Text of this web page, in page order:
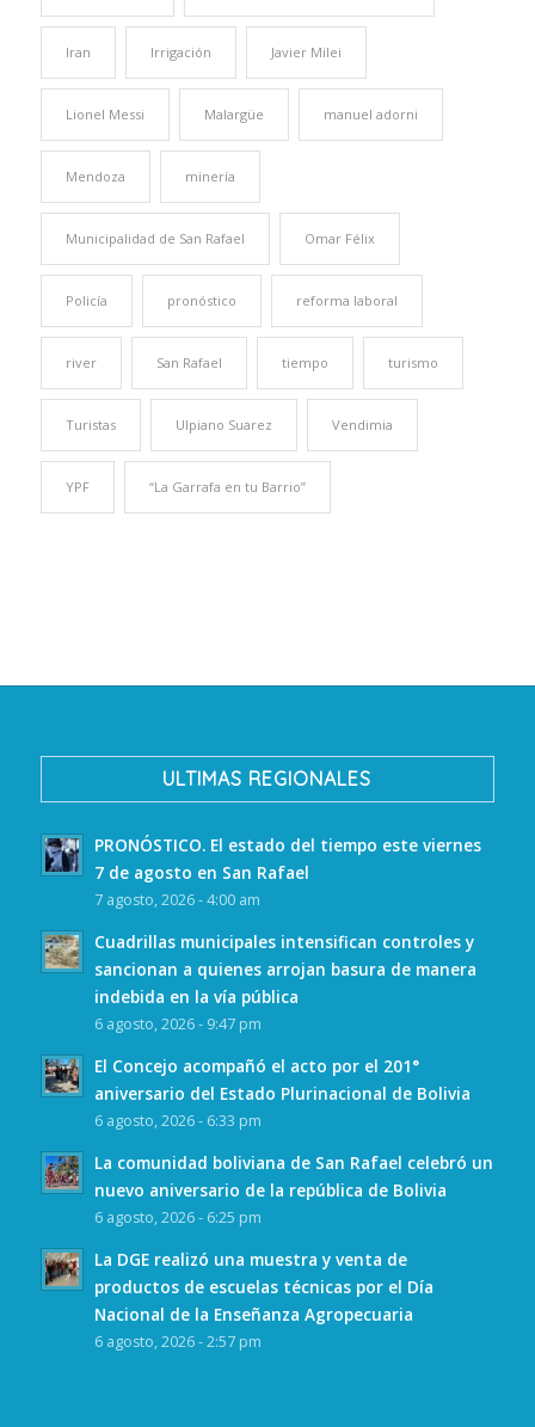
Iran Irrigación Javier Milei
Lionel Messi Malargüe manuel adorni
Mendoza minería
Municipalidad de San Rafael Omar Félix
Policía pronóstico reforma laboral
river San Rafael tiempo turismo
Turistas Ulpiano Suarez Vendimia
YPF “La Garrafa en tu Barrio”
ULTIMAS REGIONALES
PRONÓSTICO. El estado del tiempo este viernes
7 de agosto en San Rafael
7 agosto, 2026 - 4:00 am
Cuadrillas municipales intensifican controles y
sancionan a quienes arrojan basura de manera
indebida en la vía pública
6 agosto, 2026 - 9:47 pm
El Concejo acompañó el acto por el 201°
aniversario del Estado Plurinacional de Bolivia
6 agosto, 2026 - 6:33 pm
La comunidad boliviana de San Rafael celebró un
nuevo aniversario de la república de Bolivia
6 agosto, 2026 - 6:25 pm
La DGE realizó una muestra y venta de
productos de escuelas técnicas por el Día
Nacional de la Enseñanza Agropecuaria
6 agosto, 2026 - 2:57 pm